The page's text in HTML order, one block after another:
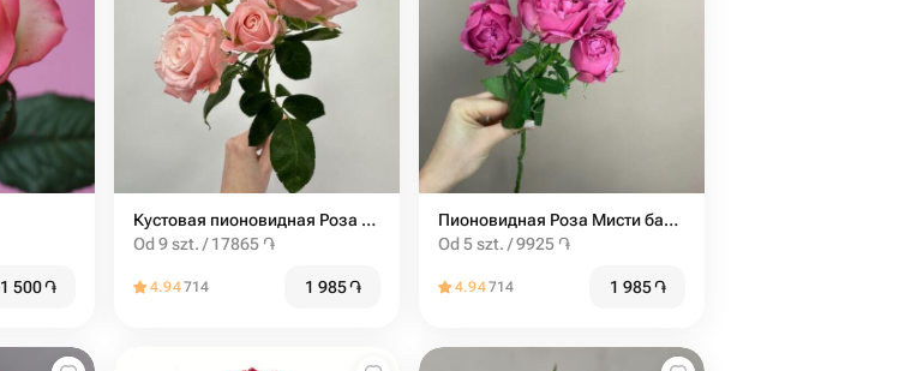
1 500֏
Кустовая пионовидная Роза мадам бомбастик от 9шт
Od 9 szt. / 17865 ֏
4.94714 1 985֏
Пионовидная Роза Мисти баблс от 5шт
Od 5 szt. / 9925 ֏
4.94714 1 985֏